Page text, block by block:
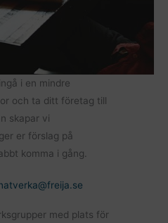
i en mindre
och ta ditt företag till
skapar vi
er förslag på
komma i gång.
med plats för